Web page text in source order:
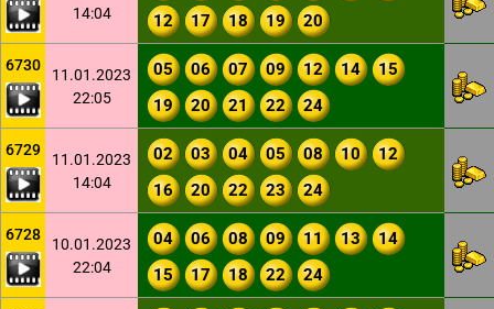
14:04
12
17 18 19 20
6730
11.01.2023
22:05
05 06 07 09 12 14
15
19
20 21 22 24
6729
11.01.2023
14:04
02 03 04 05 08 10
12
16
20 22 23 24
6728
10.01.2023
22:04
04 06 08 09 11 13
14
15
17 18 22 24